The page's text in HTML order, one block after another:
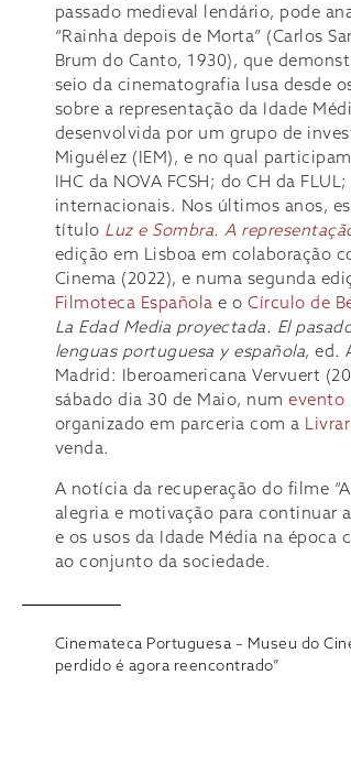
passado medieval lendário, pode
“Rainha depois de Morta” (Carlos
Brum do Canto, 1930), que
seio da cinematografia lusa desde
sobre a representação da Idade
desenvolvida por um grupo de
Miguélez (IEM), e no qual
IHC da NOVA FCSH; do CH da
internacionais. Nos últimos anos,
título Luz e Sombra. A
edição em Lisboa em colaboração
Cinema (2022), e numa segunda
Filmoteca Española e oCírculo de
La EdadMedia proyectada. El
lenguas portuguesa y española, ed.
Madrid: Iberoamericana Vervuert
sábado dia 30 de Maio, numevento
organizado em parceria com a
venda.
A notícia da recuperação do filme
alegria e motivação para continuar
e os usos da Idade Média na
ao conjunto da sociedade.
Cinemateca Portuguesa – Museu do
perdido é agora reencontrado”